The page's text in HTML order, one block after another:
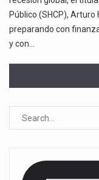
Público (SHCP),
preparando con
y con…